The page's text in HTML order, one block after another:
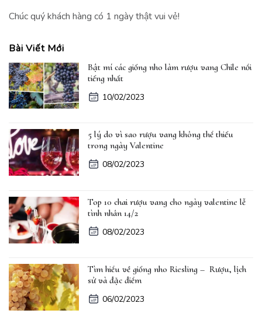
Chúc quý khách hàng có 1 ngày thật vui vẻ!
Bài Viết Mới
Bật mí các giống nho làm rượu vang Chile nổi
tiếng nhất
10/02/2023
5 lý do vì sao rượu vang không thể thiếu
trong ngày Valentine
08/02/2023
Top 10 chai rượu vang cho ngày valentine lễ
tình nhân 14/2
08/02/2023
Tìm hiểu về giống nho Riesling – Rượu, lịch
sử và đặc điểm
06/02/2023